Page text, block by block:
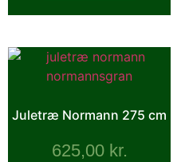
Juletræ Normann 275 cm
625,00 kr.